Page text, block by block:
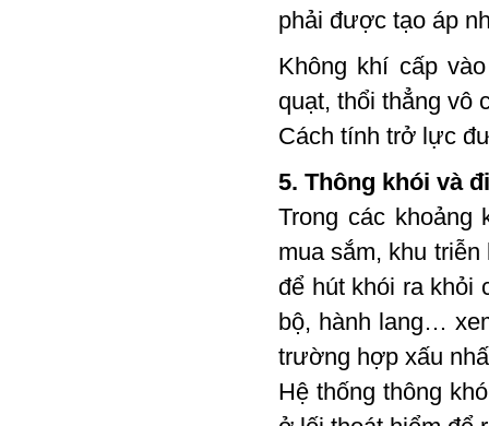
phải được tạo áp
Không khí cấp
quạt, thổi thẳng vô
Cách tính trở lực
5. Thông khói và
Trong các khoảng
mua sắm, khu
để hút khói ra khỏi
bộ, hành lang…
trường hợp xấu
Hệ thống thông